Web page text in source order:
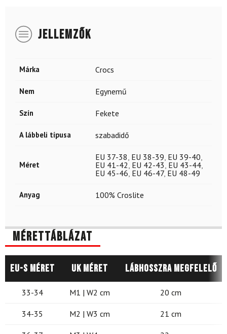
JELLEMZŐK
Márka Crocs
Nem Egynemű
Szín Fekete
A lábbeli típusa szabadidő
Méret
EU 37-38, EU 38-39, EU 39-40,
EU 41-42, EU 42-43, EU 43-44,
EU 45-46, EU 46-47, EU 48-49
Anyag 100% Croslite
Mérettáblázat
EU-s méret UK méret Lábhosszra megfelelő
33-34 M1 | W2 cm 20 cm
34-35 M2 | W3 cm 21 cm